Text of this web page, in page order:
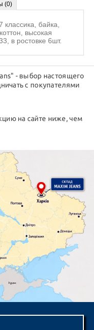
(0)
байка,
высокая
в ростовке 6шт.
- выбор настоящего
с покупателями
на сайте ниже, чем